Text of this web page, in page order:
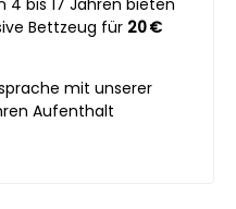
Bettzeug für 20 €
mit unserer
Aufenthalt